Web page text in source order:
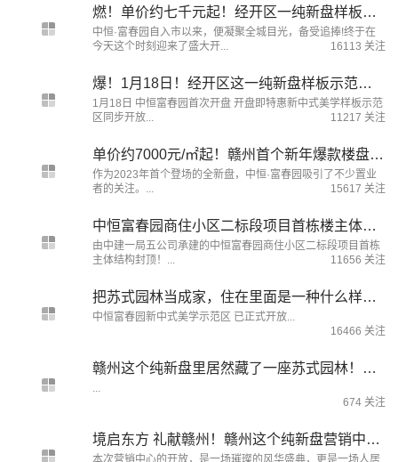
燃！单价约七千元起！经开区一纯新盘样板房&开盘同步上线！
中恒·富春园自入市以来，便凝聚全城目光，备受追捧!终于在
今天这个时刻迎来了盛大开...
16113 关注
爆！1月18日！经开区这一纯新盘样板示范区即将开放！
1月18日 中恒富春园首次开盘 开盘即特惠新中式美学样板示范
区同步开放...
11217 关注
单价约7000元/㎡起！赣州首个新年爆款楼盘！马上开盘！价格楼栋优惠曝光！
作为2023年首个登场的全新盘，中恒·富春园吸引了不少置业
者的关注。...
15617 关注
中恒富春园商住小区二标段项目首栋楼主体结构封顶！
由中建一局五公司承建的中恒富春园商住小区二标段项目首栋
主体结构封顶！...
11656 关注
把苏式园林当成家，住在里面是一种什么样的体验？
中恒富春园新中式美学示范区 已正式开放...
16466 关注
赣州这个纯新盘里居然藏了一座苏式园林！看完羡慕住了！
...
674 关注
境启东方 礼献赣州！赣州这个纯新盘营销中心火热开放！
本次营销中心的开放，是一场璀璨的风华盛典，更是一场人居